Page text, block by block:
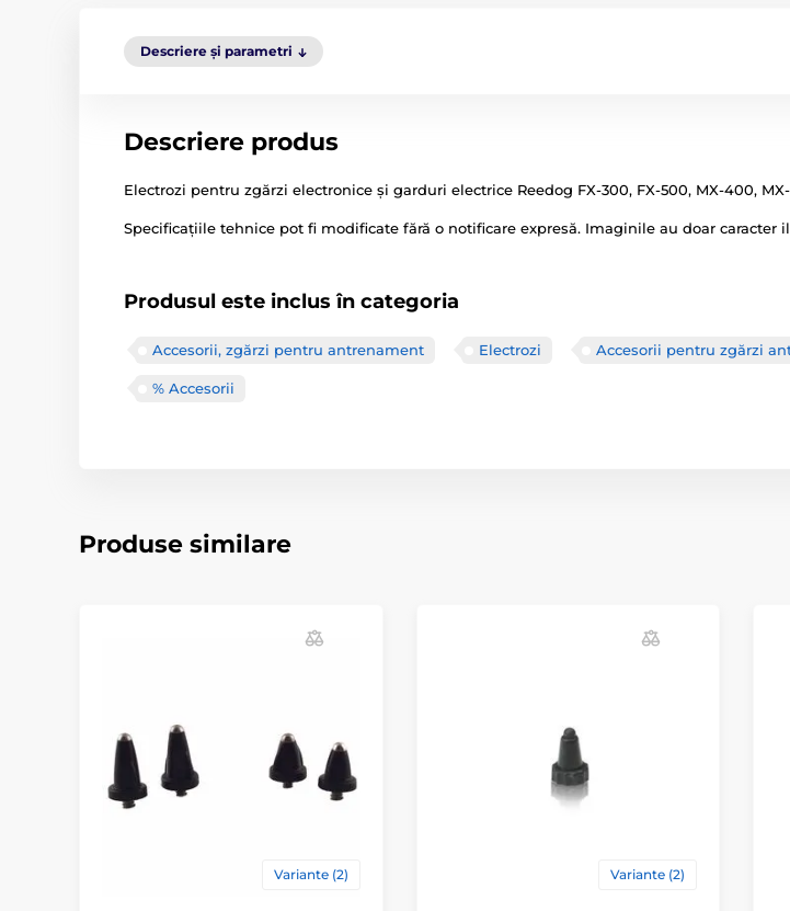
Descriere și parametri
Descriere produs
Electrozi pentru zgărzi electronice și garduri electrice Reedog FX-300, FX-500, MX-400,
Specificațiile tehnice pot fi modificate fără o notificare expresă. Imaginile au doar caracter
Produsul este inclus în categoria
Accesorii, zgărzi pentru antrenament Electrozi Accesorii pentru zgărzi
% Accesorii
Produse similare
Variante (2) Variante (2)